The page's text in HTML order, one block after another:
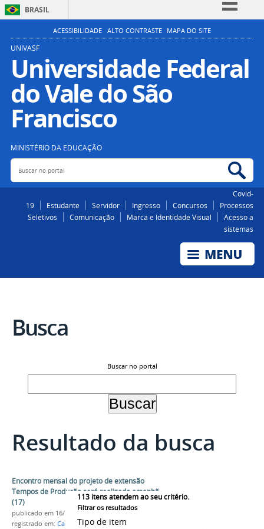
BRASIL
Simplifique!
Participe
Acesso à informação
Legislação
ACESSIBILIDADE ALTO CONTRASTE MAPA DO SITE
UNIVASF
Universidade Federal
do Vale do São
Francisco
MINISTÉRIO DA EDUCAÇÃO
Buscar no portal
Covid-
19
Estudante Servidor Ingresso Concursos
Processos
Seletivos
Comunicação Marca e Identidade Visual
Acesso a
sistemas
Busca
Buscar no portal
Resultado da busca
113 itens atendem ao seu critério.
Filtrar os resultados
Tipo de item
Encontro mensal do projeto de extensão
Tempos de Produção será realizado amanhã
(17)
publicado em 16/12/2019
registrado em: Campus Juazeiro ,Engenharia de